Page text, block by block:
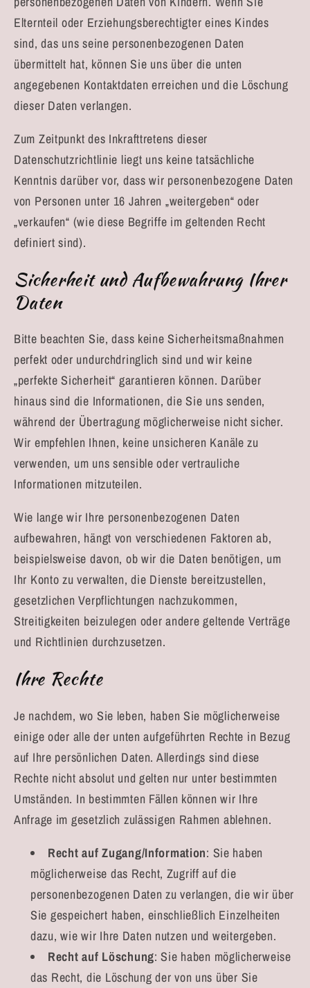
Elternteil oder Erziehungsberechtigter eines Kindes
sind, das uns seine personenbezogenen Daten
übermittelt hat, können Sie uns über die unten
angegebenen Kontaktdaten erreichen und die Löschung
dieser Daten verlangen.
Zum Zeitpunkt des Inkrafttretens dieser
Datenschutzrichtlinie liegt uns keine tatsächliche
Kenntnis darüber vor, dass wir personenbezogene Daten
von Personen unter 16 Jahren „weitergeben“ oder
„verkaufen“ (wie diese Begriffe im geltenden Recht
definiert sind).
Sicherheit und Aufbewahrung Ihrer
Daten
Bitte beachten Sie, dass keine Sicherheitsmaßnahmen
perfekt oder undurchdringlich sind und wir keine
„perfekte Sicherheit“ garantieren können. Darüber
hinaus sind die Informationen, die Sie uns senden,
während der Übertragung möglicherweise nicht sicher.
Wir empfehlen Ihnen, keine unsicheren Kanäle zu
verwenden, um uns sensible oder vertrauliche
Informationen mitzuteilen.
Wie lange wir Ihre personenbezogenen Daten
aufbewahren, hängt von verschiedenen Faktoren ab,
beispielsweise davon, ob wir die Daten benötigen, um
Ihr Konto zu verwalten, die Dienste bereitzustellen,
gesetzlichen Verpflichtungen nachzukommen,
Streitigkeiten beizulegen oder andere geltende Verträge
und Richtlinien durchzusetzen.
Ihre Rechte
Je nachdem, wo Sie leben, haben Sie möglicherweise
einige oder alle der unten aufgeführten Rechte in Bezug
auf Ihre persönlichen Daten. Allerdings sind diese
Rechte nicht absolut und gelten nur unter bestimmten
Umständen. In bestimmten Fällen können wir Ihre
Anfrage im gesetzlich zulässigen Rahmen ablehnen.
Recht auf Zugang/Information: Sie haben
möglicherweise das Recht, Zugriff auf die
personenbezogenen Daten zu verlangen, die wir über
Sie gespeichert haben, einschließlich Einzelheiten
dazu, wie wir Ihre Daten nutzen und weitergeben.
Recht auf Löschung: Sie haben möglicherweise
das Recht, die Löschung der von uns über Sie